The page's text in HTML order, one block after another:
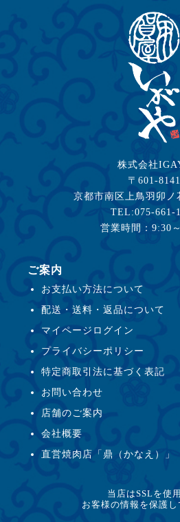
株式会社
〒601-8141
京都市南区上鳥羽卯ノ
TEL:075-661-
営業時間：9:30
ご案内
お支払い方法について
配送・送料・返品について
マイページログイン
プライバシーポリシー
特定商取引法に基づく表記
お問い合わせ
店舗のご案内
会社概要
直営焼肉店「鼎（かなえ）」
当店はSSLを使
お客様の情報を保護し